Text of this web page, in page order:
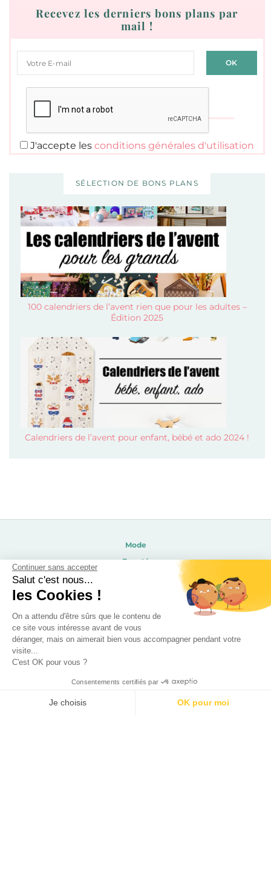
Continuer sans accepter
Salut c'est nous...
les Cookies !
On a attendu d'être sûrs que le contenu de
ce site vous intéresse avant de vous
déranger, mais on aimerait bien vous accompagner pendant votre
visite...
C'est OK pour vous ?
Consentements certifiés par
Je choisis OK pour moi
Recevez les derniers bons plans par
mail !
J'accepte les conditions générales d'utilisation
SÉLECTION DE BONS PLANS
100 calendriers de l’avent rien que pour les adultes –
Édition 2025
Calendriers de l’avent pour enfant, bébé et ado 2024 !
Mode
Beauté
Calendrier de l’avent 2026
Calendrier de l’avent beauté 2026
Enfants
Disneyland Paris pas cher
Recevez les derniers bons plans par mail !